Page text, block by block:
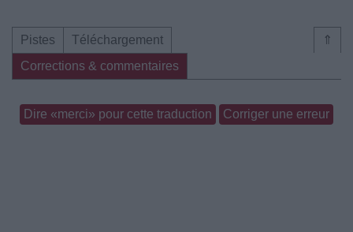
⇑
Pistes
Téléchargement
Corrections & commentaires
Dire «merci» pour cette traduction Corriger une erreur